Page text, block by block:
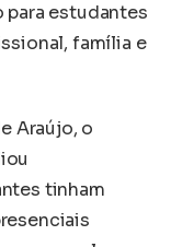
para estudantes
família e
Araújo, o
tinham